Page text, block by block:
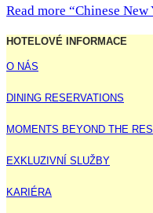
Read more “Chinese
HOTELOVÉ INFORMACE
O NÁS
DINING RESERVATIONS
MOMENTS BEYOND THE
EXKLUZIVNÍ SLUŽBY
KARIÉRA